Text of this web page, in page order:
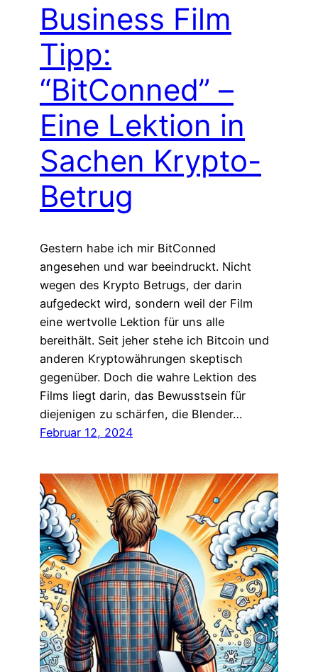
Business Film
Tipp:
“BitConned” –
Eine Lektion in
Sachen Krypto-
Betrug
Gestern habe ich mir BitConned
angesehen und war beeindruckt. Nicht
wegen des Krypto Betrugs, der darin
aufgedeckt wird, sondern weil der Film
eine wertvolle Lektion für uns alle
bereithält. Seit jeher stehe ich Bitcoin und
anderen Kryptowährungen skeptisch
gegenüber. Doch die wahre Lektion des
Films liegt darin, das Bewusstsein für
diejenigen zu schärfen, die Blender…
Februar 12, 2024